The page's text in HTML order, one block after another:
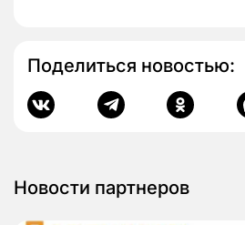
Поделиться новостью:
Новости партнеров